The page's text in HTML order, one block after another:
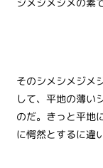
そのシメシメジメ
して、平地の薄い
のだ。きっと平地
に愕然とするに違